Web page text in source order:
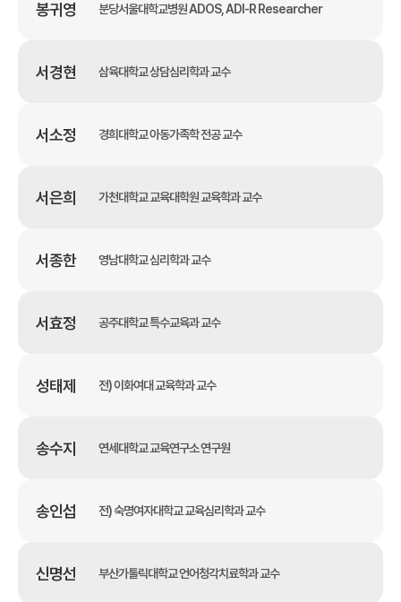
봉귀영 분당서울대학교병원 ADOS, ADI-R Researcher
서경현 삼육대학교 상담심리학과 교수
서소정 경희대학교 아동가족학 전공 교수
서은희 가천대학교 교육대학원 교육학과 교수
서종한 영남대학교 심리학과 교수
서효정 공주대학교 특수교육과 교수
성태제 전) 이화여대 교육학과 교수
송수지 연세대학교 교육연구소 연구원
송인섭 전) 숙명여자대학교 교육심리학과 교수
신명선 부산가톨릭대학교 언어청각치료학과 교수